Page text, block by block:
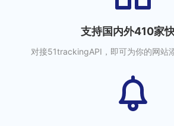
支持国内外410家
对接51trackingAPI，即可为你的网站